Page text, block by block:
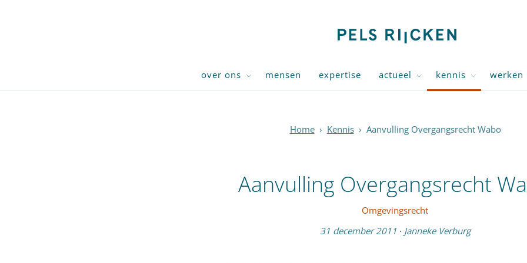
over ons mensen expertise actueel kennis werken
Home › Kennis › Aanvulling Overgangsrecht Wabo
Aanvulling Overgangsrecht
Omgevingsrecht
31 december 2011 · Janneke Verburg